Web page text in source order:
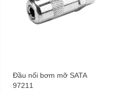
Đầu nối bơm mỡ SATA
97211